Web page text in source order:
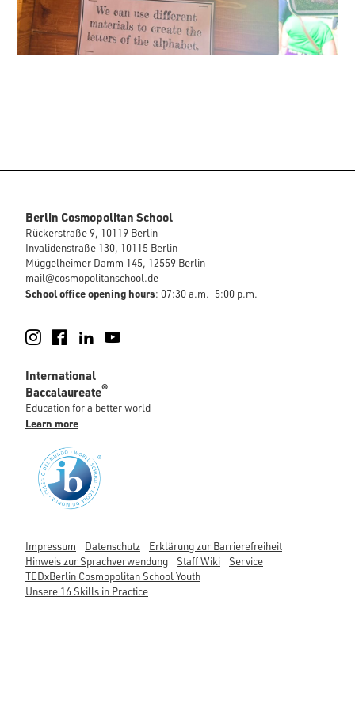
Berlin Cosmopolitan School
Rückerstraße 9, 10119 Berlin
Invalidenstraße 130, 10115 Berlin
Müggelheimer Damm 145, 12559 Berlin
mail@cosmopolitanschool.de
School office opening hours: 07:30 a.m.–5:00 p.m.
Instagram
FacebookLinkedIn
International
Baccalaureate®
Education for a better world
Learn more
Impressum Datenschutz
Erklärung zur Barrierefreiheit
Hinweis zur Sprachverwendung
Staff Wiki
Service
TEDxBerlin Cosmopolitan School Youth
Unsere 16 Skills in Practice